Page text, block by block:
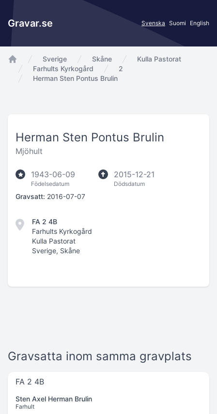
Gravar.se Svenska Suomi English
app.Start
Sverige Skåne
Kulla Pastorat
Farhults Kyrkogård
2
Herman Sten Pontus Brulin
Herman Sten Pontus Brulin
Mjöhult
1943-06-09
Födelsedatum
2015-12-21
Dödsdatum
Gravsatt: 2016-07-07
FA 2 4B
Farhults Kyrkogård
Kulla Pastorat
Sverige, Skåne
Gravsatta inom samma gravplats
FA 2 4B
Sten Axel Herman Brulin
Farhult